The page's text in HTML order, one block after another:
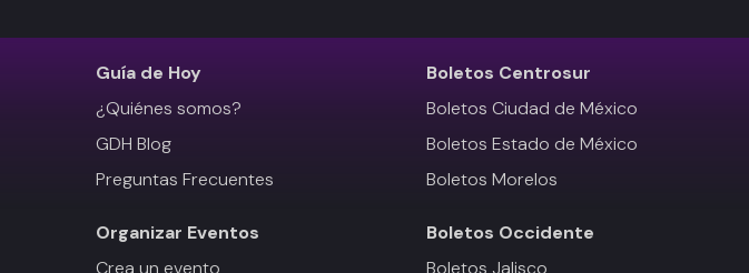
Guía de Hoy
¿Quiénes somos?
GDH Blog
Preguntas Frecuentes
Organizar Eventos
Crea un evento
Boletos Centrosur
Boletos Ciudad de México
Boletos Estado de México
Boletos Morelos
Boletos Occidente
Boletos Jalisco